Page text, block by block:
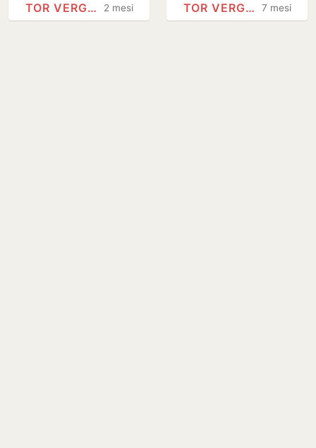
Hamas'
2 mesi
TOR VERGATA
stesse tasse di7 mesi
TOR VERGATA